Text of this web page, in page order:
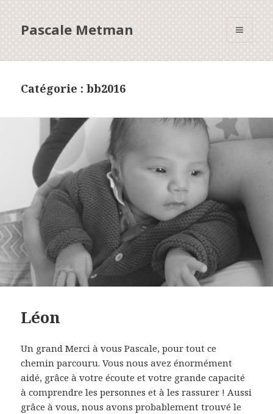
Pascale Metman
MENU
ET
Catégorie : bb2016
Léon
Un grand Merci à vous Pascale, pour tout ce
chemin parcouru. Vous nous avez énormément
aidé, grâce à votre écoute et votre grande capacité
à comprendre les personnes et à les rassurer ! Aussi
grâce à vous, nous avons probablement trouvé le